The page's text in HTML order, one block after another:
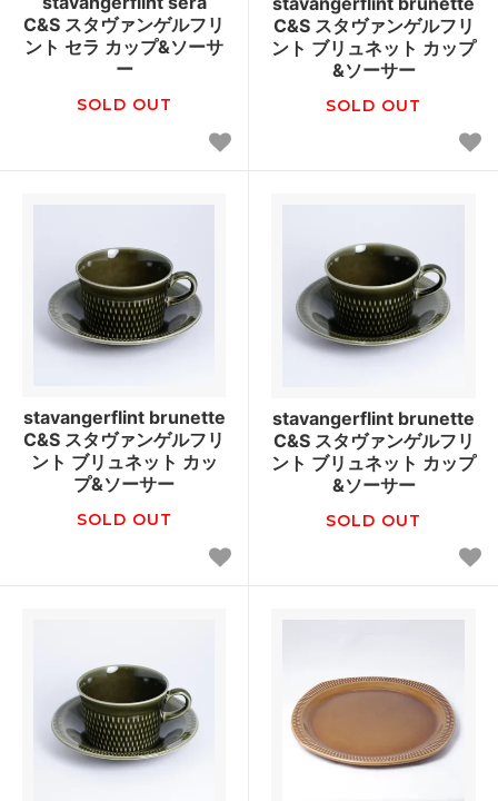
C&S スタヴァンゲルフリ
ント セラ カップ&ソーサ
ー
SOLD OUT
C&S スタヴァンゲルフリ
ント ブリュネット カップ
&ソーサー
SOLD OUT
stavangerflint brunette
C&S スタヴァンゲルフリ
ント ブリュネット カッ
プ&ソーサー
SOLD OUT
stavangerflint brunette
C&S スタヴァンゲルフリ
ント ブリュネット カップ
&ソーサー
SOLD OUT